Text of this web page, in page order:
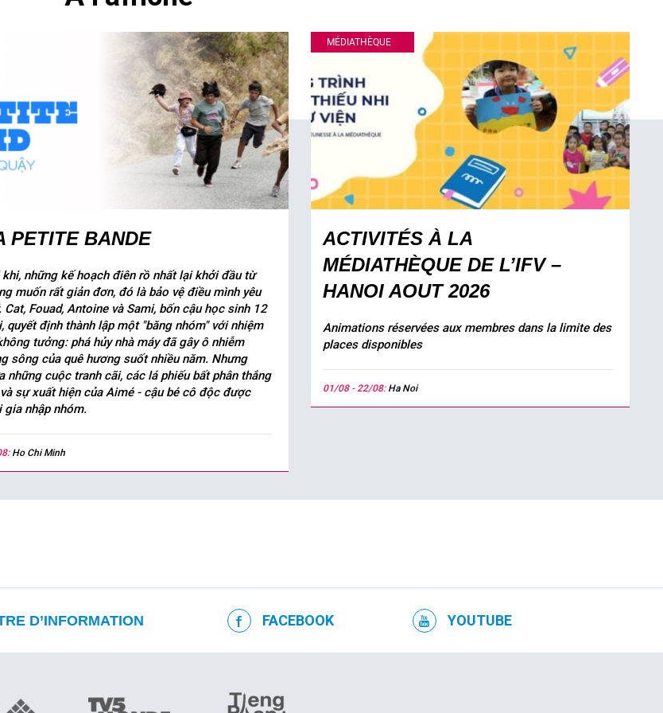
PETITE BANDE
những kế hoạch điên rồ nhất lại khởi đầu từ
muốn rất giản đơn, đó là bảo vệ điều mình yêu
Cat, Fouad, Antoine và Sami, bốn cậu học sinh 12
quyết định thành lập một "băng nhóm" với nhiệm
tưởng: phá hủy nhà máy đã gây ô nhiễm
sông của quê hương suốt nhiều năm. Nhưng
những cuộc tranh cãi, các lá phiếu bất phân thắng
sự xuất hiện của Aimé - cậu bé cô độc được
gia nhập nhóm.
Ho Chi Minh
MÉDIATHÈQUE
ACTIVITÉS À LA
MÉDIATHÈQUE DE L’IFV –
HANOI AOUT 2026
Animations réservées aux membres dans la limite des
places disponibles
01/08 - 22/08: Ha Noi
D’INFORMATION FACEBOOK YOUTUBE